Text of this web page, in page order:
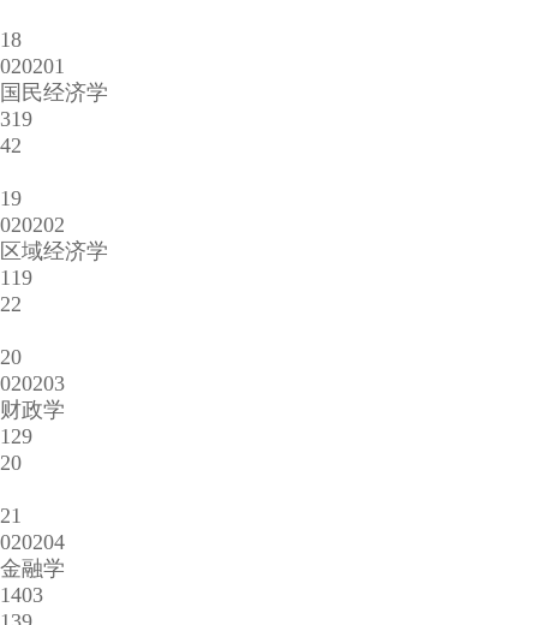
18
020201
国民经济学
319
42
19
020202
区域经济学
119
22
20
020203
财政学
129
20
21
020204
金融学
1403